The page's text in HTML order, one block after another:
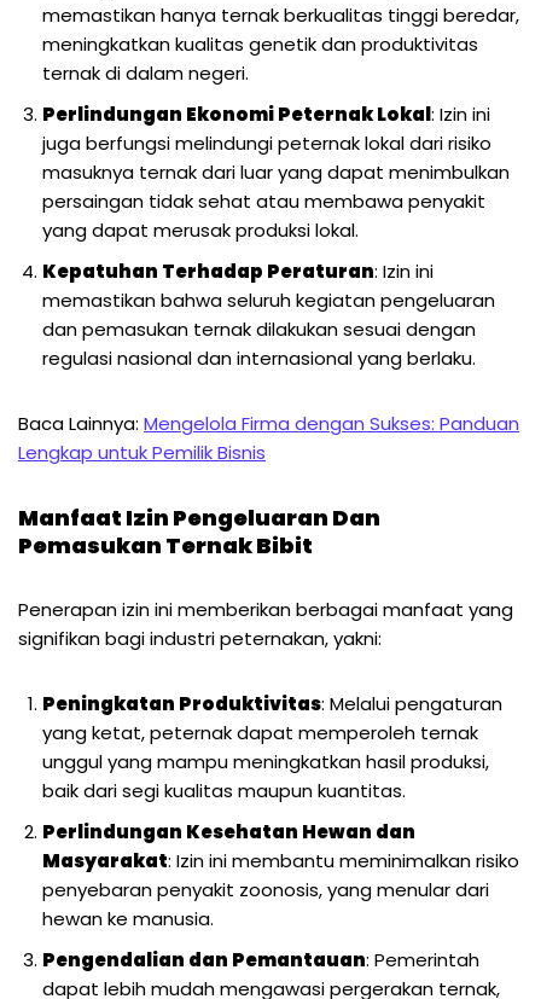
memastikan hanya ternak berkualitas tinggi beredar,
meningkatkan kualitas genetik dan produktivitas
ternak di dalam negeri.
Perlindungan Ekonomi Peternak Lokal: Izin ini
juga berfungsi melindungi peternak lokal dari risiko
masuknya ternak dari luar yang dapat menimbulkan
persaingan tidak sehat atau membawa penyakit
yang dapat merusak produksi lokal.
Kepatuhan Terhadap Peraturan: Izin ini
memastikan bahwa seluruh kegiatan pengeluaran
dan pemasukan ternak dilakukan sesuai dengan
regulasi nasional dan internasional yang berlaku.
Baca Lainnya: Mengelola Firma dengan Sukses: Panduan
Lengkap untuk Pemilik Bisnis
Manfaat Izin Pengeluaran Dan
Pemasukan Ternak Bibit
Penerapan izin ini memberikan berbagai manfaat yang
signifikan bagi industri peternakan, yakni:
Peningkatan Produktivitas: Melalui pengaturan
yang ketat, peternak dapat memperoleh ternak
unggul yang mampu meningkatkan hasil produksi,
baik dari segi kualitas maupun kuantitas.
Perlindungan Kesehatan Hewan dan
Masyarakat: Izin ini membantu meminimalkan risiko
penyebaran penyakit zoonosis, yang menular dari
hewan ke manusia.
Pengendalian dan Pemantauan: Pemerintah
dapat lebih mudah mengawasi pergerakan ternak,